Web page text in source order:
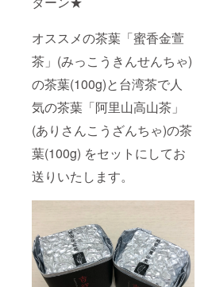
オススメの茶葉「蜜香金萱
茶」(みっこうきんせんちゃ)
の茶葉(100g)と台湾茶で人
気の茶葉「阿里山高山茶」
(ありさんこうざんちゃ)の茶
葉(100g) をセットにしてお
送りいたします。